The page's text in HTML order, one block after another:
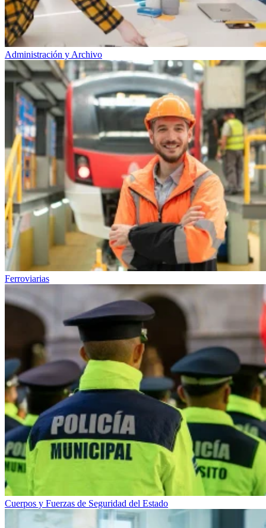
Administración y Archivo
Ferroviarias
Cuerpos y Fuerzas de Seguridad del Estado